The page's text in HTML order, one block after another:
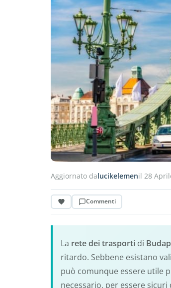
Aggiornato dalucikelemenil 28
Commenti
La rete dei trasporti di
ritardo. Sebbene esistano
può comunque essere utile
necessario, per essere